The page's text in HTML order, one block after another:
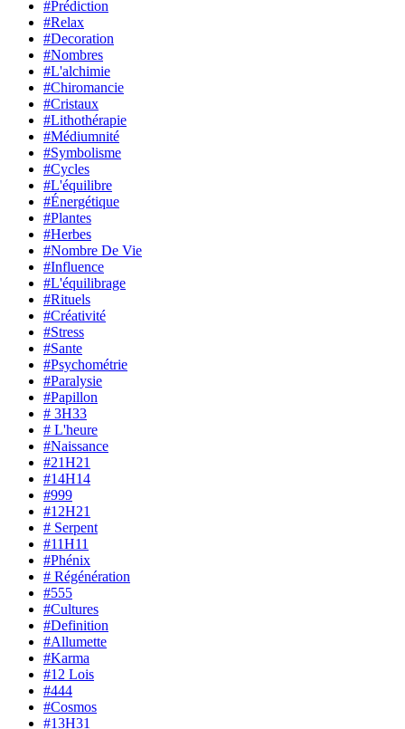
#Prédiction
#Relax
#Decoration
#Nombres
#L'alchimie
#Chiromancie
#Cristaux
#Lithothérapie
#Médiumnité
#Symbolisme
#Cycles
#L'équilibre
#Énergétique
#Plantes
#Herbes
#Nombre De Vie
#Influence
#L'équilibrage
#Rituels
#Créativité
#Stress
#Sante
#Psychométrie
#Paralysie
#Papillon
# 3H33
# L'heure
#Naissance
#21H21
#14H14
#999
#12H21
# Serpent
#11H11
#Phénix
# Régénération
#555
#Cultures
#Definition
#Allumette
#Karma
#12 Lois
#444
#Cosmos
#13H31